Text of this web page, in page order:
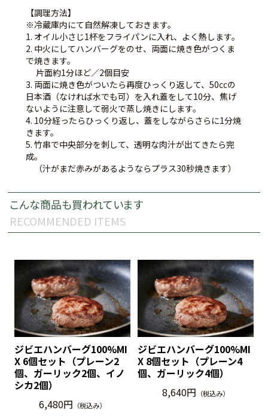
【調理方法】
※冷蔵庫内にて自然解凍しておきます。
1. オイル小さじ1杯をフライパンに入れ、よく熱します。
2. 中火にしてハンバーグをのせ、両面に焼き色がつくま
で焼きます。
片面約1分ほど／2個目安
3. 両面に焼き色がついたら再度ひっくり返して、50㏄の
日本酒（なければ水でも可）を入れ蓋をして10分、焦げ
ないように注意して弱火で蒸し焼きにします。
4. 10分経ったらひっくり返し、蓋をしながらさらに1分焼
きます。
5. 竹串で中央部分を刺して、透明な肉汁が出てきたら完
成。
（汁がまだ赤みがあるようならプラス30秒焼きます）
RECOMMENDED ITEMS
こんな商品も買われています
ジビエハンバーグ100%MI
X 6個セット（プレーン2
個、ガーリック2個、イノ
シカ2個）
6,480円 （税込み）
ジビエハンバーグ100%MI
X 8個セット（プレーン4
個、ガーリック4個）
8,640円 （税込み）